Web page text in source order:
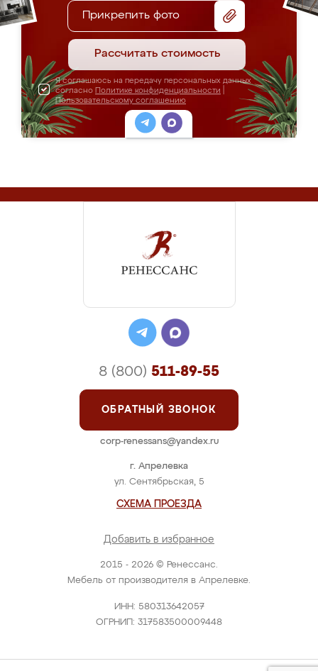
Прикрепить фото
Рассчитать стоимость
Я соглашаюсь на передачу персональных данных
согласно Политике конфиденциальности
Пользовательскому соглашению
2015 - 2026 © Ренессанс.
Мебель от производителя в Апрелевке.
ИНН: 580313642057
ОГРНИП: 317583500009448
г. Апрелевка
ул. Сентябрьская, 5
СХЕМА ПРОЕЗДА
Добавить в избранное
8 (800) 511-89-55
ОБРАТНЫЙ ЗВОНОК
corp-renessans@yandex.ru